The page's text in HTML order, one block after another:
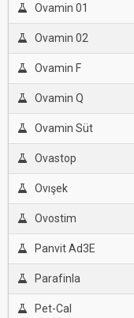
Ovamin 01
Ovamin 02
Ovamin F
Ovamin Q
Ovamin Süt
Ovastop
Ovışek
Ovostim
Panvit Ad3E
Parafinla
Pet-Cal